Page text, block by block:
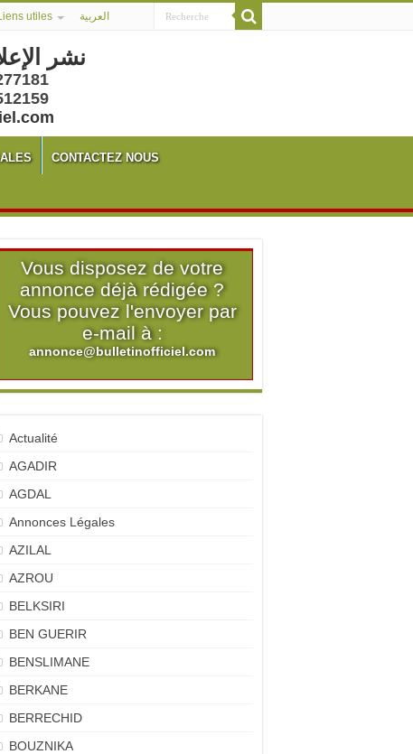
utiles العربية
نشر
CONTACTEZ NOUS
Vous disposez de votre
annonce déjà rédigée ?
Vous pouvez l'envoyer par
e-mail à :
annonce@bulletinofficiel.com
Actualité
AGADIR
AGDAL
Annonces Légales
AZILAL
AZROU
BELKSIRI
BEN GUERIR
BENSLIMANE
BERKANE
BERRECHID
BOUZNIKA